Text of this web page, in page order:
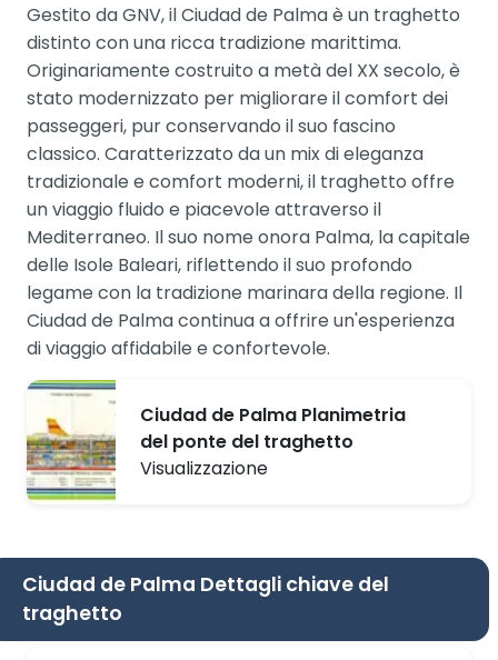
Gestito da GNV, il Ciudad de Palma è un traghetto
distinto con una ricca tradizione marittima.
Originariamente costruito a metà del XX secolo, è
stato modernizzato per migliorare il comfort dei
passeggeri, pur conservando il suo fascino
classico. Caratterizzato da un mix di eleganza
tradizionale e comfort moderni, il traghetto offre
un viaggio fluido e piacevole attraverso il
Mediterraneo. Il suo nome onora Palma, la capitale
delle Isole Baleari, riflettendo il suo profondo
legame con la tradizione marinara della regione. Il
Ciudad de Palma continua a offrire un'esperienza
di viaggio affidabile e confortevole.
Ciudad de Palma Planimetria
del ponte del traghetto
Visualizzazione
Ciudad de Palma Dettagli chiave del
traghetto